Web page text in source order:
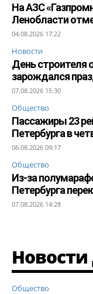
На АЗС
Ленобласти
04.08.2026 17:22
Новости
День строителя
зарождался
07.08.2026 15:30
Общество
Пассажиры 23
Петербурга в
06.08.2026 09:17
Общество
Из-за
Петербурга
07.08.2026 14:28
Новости
Общество